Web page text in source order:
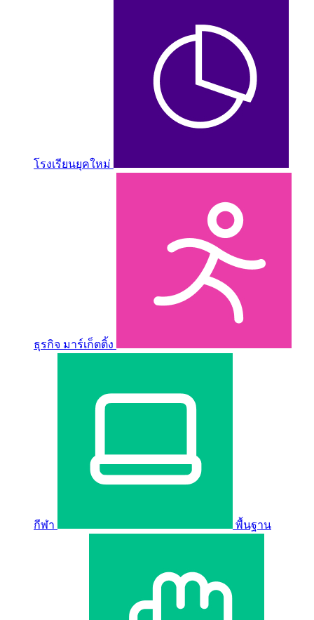
โรงเรียนยุคใหม่
ธุรกิจ มาร์เก็ตติ้ง
กีฬา พื้นฐาน